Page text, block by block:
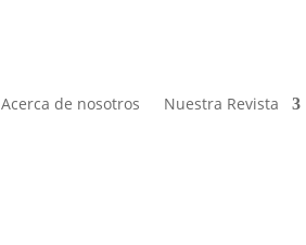
Acerca de nosotros Nuestra Revista